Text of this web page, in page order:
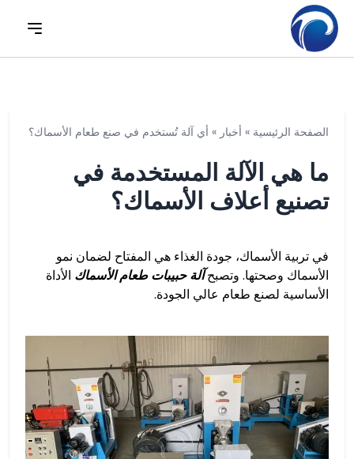
الصفحة الرئيسية » أخبار » أي آلة تُستخدم في صنع طعام الأسماك؟
ما هي الآلة المستخدمة في
تصنيع أعلاف الأسماك؟
في تربية الأسماك، جودة الغذاء هي المفتاح لضمان نمو
الأسماك وصحتها. وتصبحآلة حبيبات طعام الأسماك الأداة
الأساسية لصنع طعام عالي الجودة.